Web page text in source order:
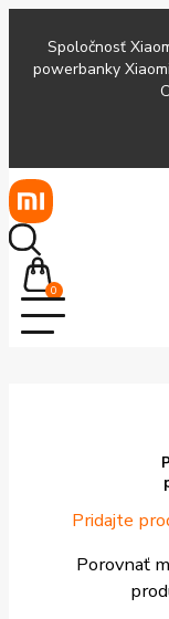
Spoločnosť
powerbanky
0
Pridajte
Porovnať